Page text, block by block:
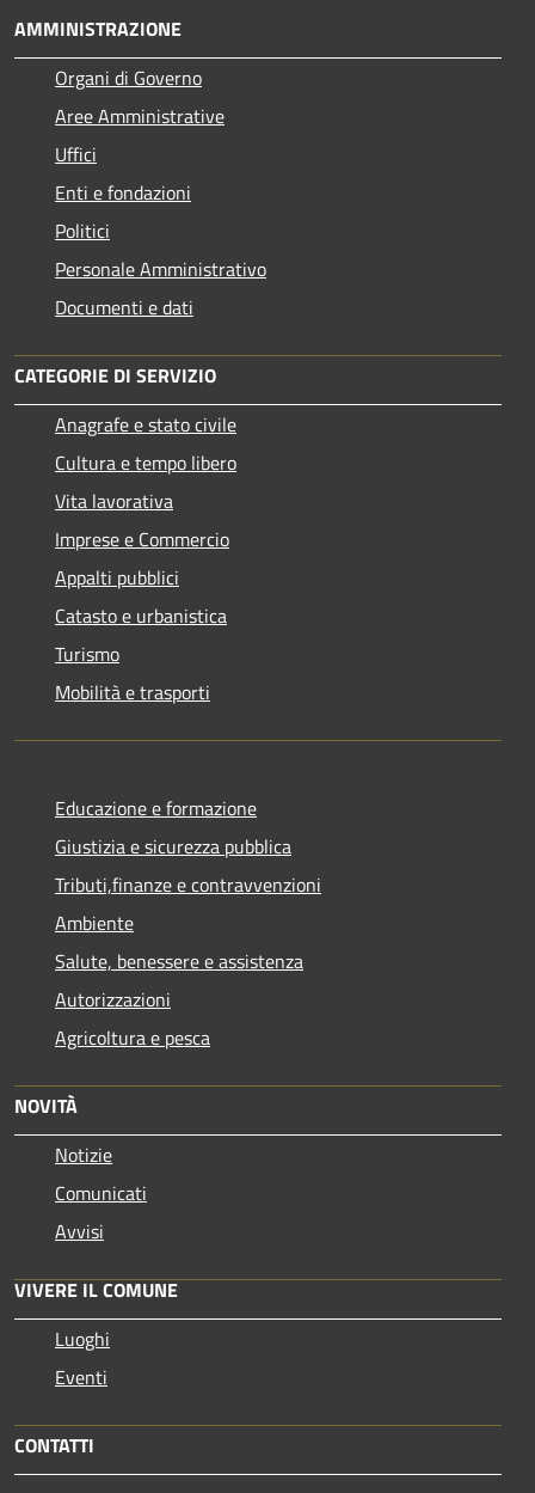
AMMINISTRAZIONE
Organi di Governo
Aree Amministrative
Uffici
Enti e fondazioni
Politici
Personale Amministrativo
Documenti e dati
CATEGORIE DI SERVIZIO
Anagrafe e stato civile
Cultura e tempo libero
Vita lavorativa
Imprese e Commercio
Appalti pubblici
Catasto e urbanistica
Turismo
Mobilità e trasporti
Educazione e formazione
Giustizia e sicurezza pubblica
Tributi,finanze e contravvenzioni
Ambiente
Salute, benessere e assistenza
Autorizzazioni
Agricoltura e pesca
NOVITÀ
Notizie
Comunicati
Avvisi
VIVERE IL COMUNE
Luoghi
Eventi
CONTATTI